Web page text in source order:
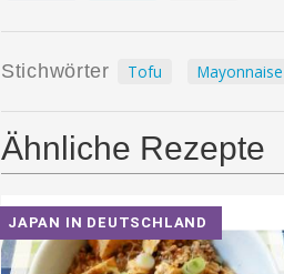
Stichwörter Tofu Mayonnaise
Ähnliche Rezepte
JAPAN IN DEUTSCHLAND